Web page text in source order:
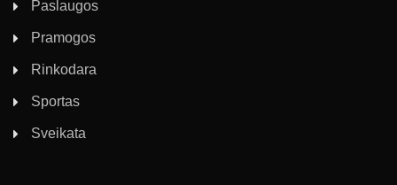
Paslaugos
Pramogos
Rinkodara
Sportas
Sveikata